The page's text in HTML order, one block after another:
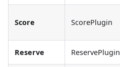
Score ScorePlugin
Reserve ReservePlugin